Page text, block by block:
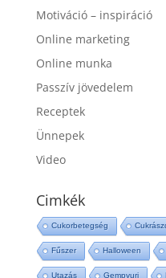
Motiváció – inspiráció
Online marketing
Online munka
Passzív jövedelem
Receptek
Ünnepek
Video
Cimkék
Cukorbetegség
Fűszer Halloween
Utazás Gempyuri